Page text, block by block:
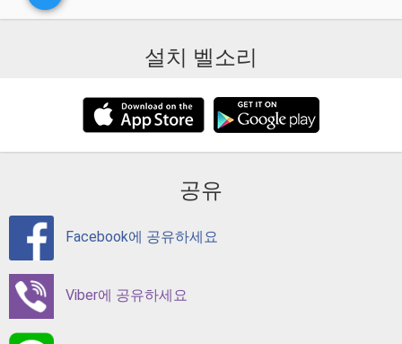
설치 벨소리
공유
Facebook에 공유하세요
Viber에 공유하세요